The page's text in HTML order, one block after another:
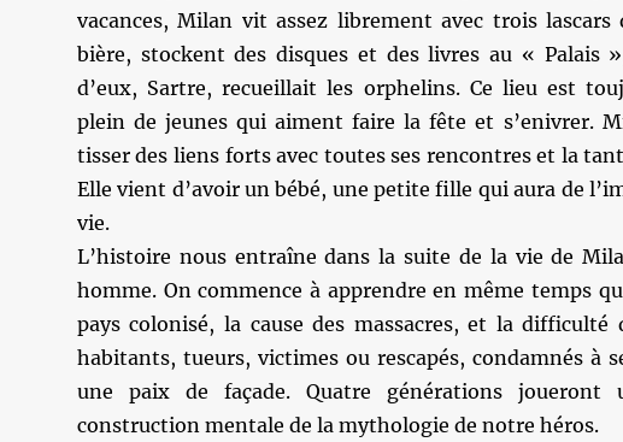
vacances, Milan vit assez librement avec trois
bière, stockent des disques et des livres au « Palais
d’eux, Sartre, recueillait les orphelins. Ce lieu est
plein de jeunes qui aiment faire la fête et s’enivrer.
tisser des liens forts avec toutes ses rencontres et la
Elle vient d’avoir un bébé, une petite fille qui aura de
vie.
L’histoire nous entraîne dans la suite de la vie de
homme. On commence à apprendre en même temps
pays colonisé, la cause des massacres, et la difficulté
habitants, tueurs, victimes ou rescapés, condamnés à
une paix de façade. Quatre générations
construction mentale de la mythologie de notre héros.